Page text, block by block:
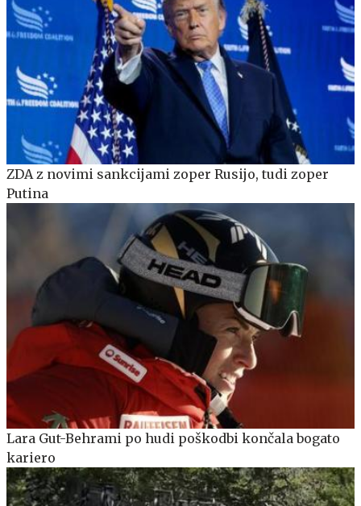
ZDA z novimi sankcijami zoper Rusijo, tudi zoper
Putina
Lara Gut-Behrami po hudi poškodbi končala bogato
kariero